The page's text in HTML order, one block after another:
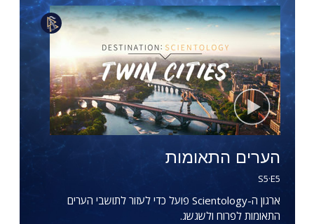
הערים התאומות
S5·E5
ארגון ה-Scientology פועל כדי לעזור לתושבי הערים
התאומות לפרוח ולשגשג.